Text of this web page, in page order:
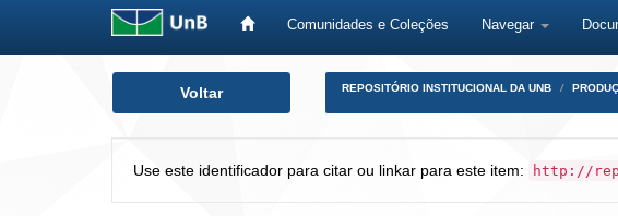
Comunidades e Coleções Navegar
Voltar REPOSITÓRIO INSTITUCIONAL DA UNB
Use este identificador para citar ou linkar para este item: http://